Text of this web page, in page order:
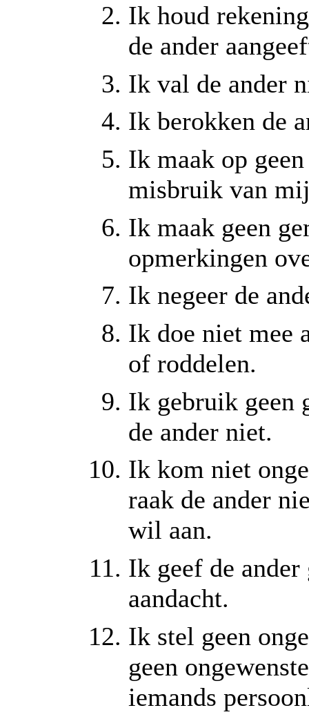
Ik houd
de ander
Ik val de ander
Ik berokken de
Ik maak op
misbruik van
Ik maak geen
opmerkingen
Ik negeer de
Ik doe niet mee
of roddelen.
Ik gebruik geen
de ander niet.
Ik kom niet
raak de ander
wil aan.
Ik geef de ander
aandacht.
Ik stel geen
geen
iemands